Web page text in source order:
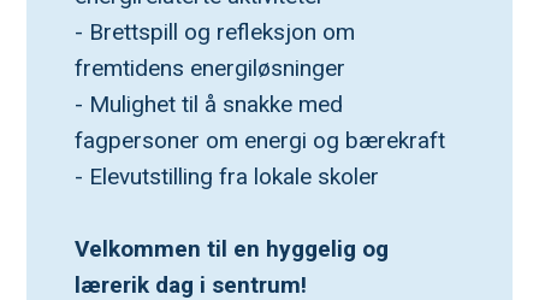
- Brettspill og refleksjon om
fremtidens energiløsninger
- Mulighet til å snakke med
fagpersoner om energi og bærekraft
- Elevutstilling fra lokale skoler
Velkommen til en hyggelig og
lærerik dag i sentrum!